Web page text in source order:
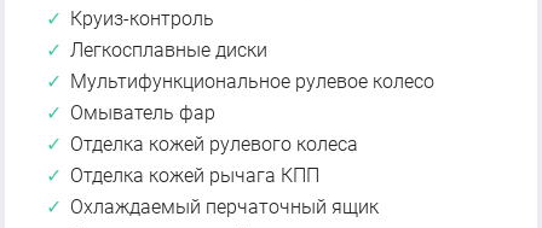
Круиз-контроль
Легкосплавные диски
Мультифункциональное рулевое колесо
Омыватель фар
Отделка кожей рулевого колеса
Отделка кожей рычага КПП
Охлаждаемый перчаточный ящик